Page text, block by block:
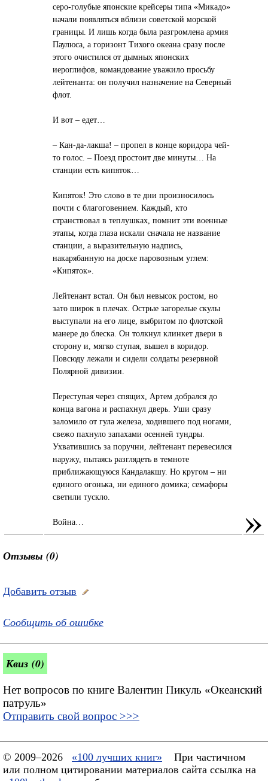
серо-голубые японские крейсеры типа «Микадо»
начали появляться вблизи советской морской
границы. И лишь когда была разгромлена армия
Паулюса, а горизонт Тихого океана сразу после
этого очистился от дымных японских
иероглифов, командование уважило просьбу
лейтенанта: он получил назначение на Северный
флот.
И вот – едет…
– Кан-да-лакша! – пропел в конце коридора чей-
то голос. – Поезд простоит две минуты… На
станции есть кипяток…
Кипяток! Это слово в те дни произносилось
почти с благоговением. Каждый, кто
странствовал в теплушках, помнит эти военные
этапы, когда глаза искали сначала не название
станции, а выразительную надпись,
накарябанную на доске паровозным углем:
«Кипяток».
Лейтенант встал. Он был невысок ростом, но
зато широк в плечах. Острые загорелые скулы
выступали на его лице, выбритом по флотской
манере до блеска. Он толкнул клинкет двери в
сторону и, мягко ступая, вышел в коридор.
Повсюду лежали и сидели солдаты резервной
Полярной дивизии.
Переступая через спящих, Артем добрался до
конца вагона и распахнул дверь. Уши сразу
заломило от гула железа, ходившего под ногами,
свежо пахнуло запахами осенней тундры.
Ухватившись за поручни, лейтенант перевесился
наружу, пытаясь разглядеть в темноте
приближающуюся Кандалакшу. Но кругом – ни
единого огонька, ни единого домика; семафоры
светили тускло.
Война… »
Отзывы (0)
Добавить отзыв
Сообщить об ошибке
Квиз (0)
Нет вопросов по книге Валентин Пикуль «Океанский
патруль»
Отправить свой вопрос >>>
© 2009–2026 «100 лучших книг»
При частичном
или полном цитировании материалов сайта ссылка на